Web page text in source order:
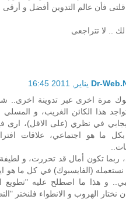
قلتى فأن عالم التدوين أفضل و أرقى
لك .. لا تتراجعى
Dr-
مرة اخرى عبر تدوينة
هذا الكائن الغريب، و
في نظري (على الاقل)، ارى فيه
بكل ما هو اجتماعي، علاقات
ربما تكون أمال قد تحررت، و
نستعمله (الفايسبوك) في كل ما
و هذا ما اصطلح عليه "تطويع
الهروب و الانطواء فلنختر